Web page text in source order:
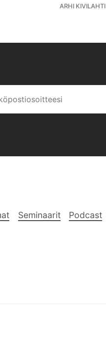
ARHI KIVILAHTI
Seminaarit Podcast